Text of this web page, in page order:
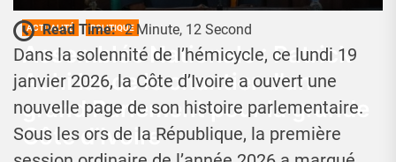
ACTUALITÉ POLITIQUE
Assemblée Nationale : Patrick
Achi lance le chantier d’un
grand Parlement pour la grande
Côte d’Ivoire
Read Time: 2 Minute, 12 Second
Dans la solennité de l’hémicycle, ce lundi 19
janvier 2026, la Côte d’Ivoire a ouvert une
nouvelle page de son histoire parlementaire.
Sous les ors de la République, la première